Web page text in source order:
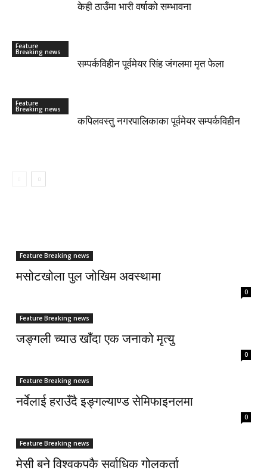
केही ठाउँमा भारी वर्षाको सम्भावना
Feature
Breaking news
सम्पर्कविहीन पूर्वमेयर सिंह जंगलमा मृत फेला
Feature
Breaking news
कपिलवस्तु नगरपालिकाका पूर्वमेयर सम्पर्कविहीन
Feature Breaking news
मसोटखोला पुल जोखिम अवस्थामा
0
Feature Breaking news
जङ्गली च्याउ खाँदा एक जनाको मृत्यु
0
Feature Breaking news
नर्वेलाई हराउँदै इङ्गल्याण्ड सेमिफाइनलमा
0
Feature Breaking news
मेसी बने विश्वकपकै सर्वाधिक गोलकर्ता